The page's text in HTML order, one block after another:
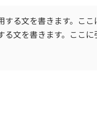
る文を書きます。こ
文を書きます。ここに